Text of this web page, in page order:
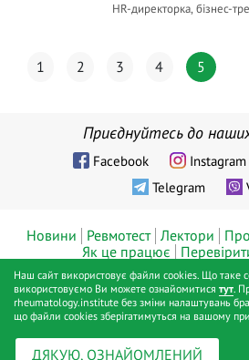
HR-директорка, бізнес-
1 2 3 4 5
Приєднуйтесь до
Facebook Instagram
Telegram
Новини Ревмотест Лектори Про
Як це працює
© ТОВ «Діджитал хелс», Інститут
pp.
Публічна оферта | Політика
Наш сайт використовує файли cookies. Що таке
використовуємо Ви можете ознайомитися тут.
rheumatology.institute без зміни налаштувань
що файли cookies зберігатимуться на вашому
ДЯКУЮ, ОЗНАЙОМЛЕНИЙ